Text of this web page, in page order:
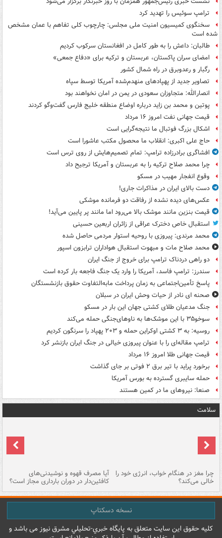
ترامپ سوئیس را تهدید کرد
سخنگوی کمیسیون امنیت ملی مجلس: چارچوب کلی تفاهم با عمان مشخص
شده است
طالبان: داعش را به طور کامل در افغانستان سرکوب کردیم
امضای سران پاکستان، عربستان و ترکیه برای «دفاع جمعی»
رگبار و رعدوبرق در راه شمال کشور
تصاویر جدید از پهپادهای منهدم‌شده آمریکا توسط سپاه
انصارالله: متجاوزان سعودی در یمن در امان نخواهند بود
پوتین و محمد بن زاید درباره اوضاع منطقه خلیج فارس گفت‌وگو کردند
قیمت جهانی نفت امروز ۱۶ مرداد
اشکال بزرگ فوتبال ما نتیجه‌گرایی است
حاج علی اکبری: انقلاب ما محصول مکتب عاشورا است
افشاگری برادرزاده ترامپ: تمام تصمیم‌هایش از روی ترس است
چرا محمد صلاح ترکیه را به عربستان و آمریکا ترجیح داد
وقوع انفجار مهیب در مسکو
دست بالای ایران در مذاکرات جاری!
عکس‌های دیده نشده از رفاقت دو فرمانده‌ موشکی
قیمت بنزین مانند موشک بالا می‌رود اما مانند پر پایین می‌آید!
استقبال خاص دخترک عراقی از زائران اربعین حسینی
محمد مرندی: پیروزی با روحیه استوار مردمی حاصل شده
محمد صلاح مات و مبهوت استقبال هواداران ترابزون اسپور
دو راهی دردناک ترامپ برای خروج از جنگ ایران
سندرز: ترامپ فاسد، آمریکا را وارد یک جنگ فاجعه بار کرده است
پاسخ تأمین‌اجتماعی به زمان پرداخت مابه‌التفاوت حقوق بازنشستگان
صحنه ای نادر از حیات وحش ایران در سبلان
جنگ مدعیان طلای کشتی جهان این بار در مسکو
سوخو۳۵ با این موشک‌ها به ناوهای‌جنگی حمله می‌کند
روسیه: به ۳ کشتی اوکراین حمله و ۲۰۳ پهپاد را سرنگون کردیم
ترامپ مقاله‌ای را با عنوان پیروزی خیالی در جنگ ایران بازنشر کرد
قیمت جهانی طلا امروز ۱۶ مرداد
برخورد پراید با تیر برق ۲ فوتی بر جای گذاشت
حمله سایبری گسترده به بورس آمریکا
صنعا: نیروهای ما در کمین‌ هستند
سلامت
چرا مغز در هنگام خواب، انرژی خود را
خالی می‌کند؟
آیا مصرف قهوه و نوشیدنی‌های
کافئین‌دار در دوران بارداری مجاز است؟
نسخه دسکتاپ
کليه حقوق اين سايت متعلق به پایگاه خبري-تحليلي مشرق نيوز می باشد و